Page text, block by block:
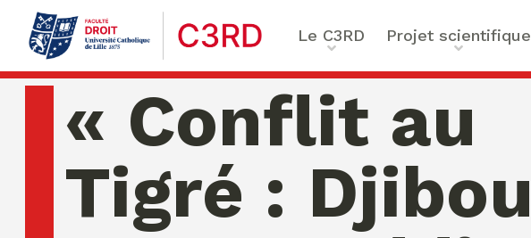
Le C3RD
Qui sommes-nous ?
Nos chercheurs
Chaire Enfance & familles
Projet scientifique
Le projet scientifique
Vulnérabilités
émergentes
Sécurité : Approches
Globales
« Conflit au
Tigré :